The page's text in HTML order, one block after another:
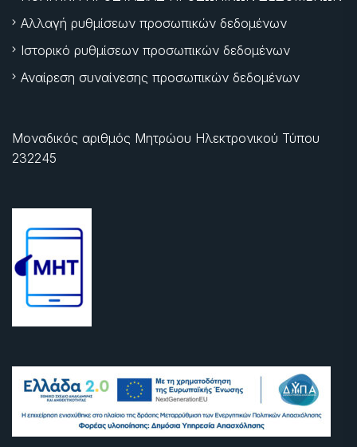
Αλλαγή ρυθμίσεων προσωπικών δεδομένων
Ιστορικό ρυθμίσεων προσωπικών δεδομένων
Αναίρεση συναίνεσης προσωπικών δεδομένων
Μοναδικός αριθμός Μητρώου Ηλεκτρονικού Τύπου
232245